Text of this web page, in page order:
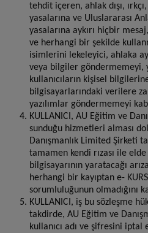
tehdit içeren, ahlak dışı,
yasalarına ve Uluslararası
yasalarına aykırı hiçbir
ve herhangi bir şekilde
isimlerini lekeleyici, ahlaka
veya bilgiler göndermemeyi,
kullanıcıların kişisel
bilgisayarlarındaki verilere
yazılımlar göndermemeyi
KULLANICI, AU Eğitim ve
sunduğu hizmetleri alması
Danışmanlık Limited Şirketi
tamamen kendi rızası ile
bilgisayarının yaratacağı
herhangi bir kayıptan e-
sorumluluğunun olmadığını
KULLANICI, iş bu sözleşme
takdirde, AU Eğitim ve
kullanıcı adı ve şifresini